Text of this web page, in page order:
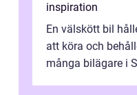
inspiration
En välskött bil
att köra och
många bilägare i